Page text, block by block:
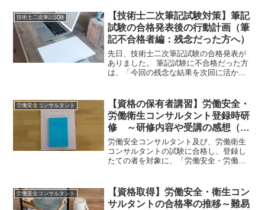
技術士二次筆記試験
【技術士二次筆記試験対策】筆記
試験の合格発表後の行動計画（筆
記不合格者編：残念だった方へ）
先日、技術士二次筆記試験の合格発表が
ありました。 筆記試験に不合格だった方
は、「今回の残念な結果を次回に活かし
不合格者編：残念だった方へ）私も試験
で不合格となった経験が...
労働安全コンサルタント
【資格の保有者講習】労働安全・
労働衛生コンサルタント登録時研
修 ～研修内容や受講の感想（メ
リット）～
労働安全コンサルタント及び、労働衛生
コンサルタントの試験に合格し、登録し
たての者を対象に、「労働安全・労働衛
た後の約半年後に開催されますので、合
格してから登録する方は...
労働安全コンサルタント
【資格取得】労働安全・衛生コン
サルタントの合格率の推移～難易